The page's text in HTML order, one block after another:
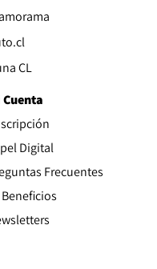
CL
Cuenta
Digital
Frecuentes
Beneficios